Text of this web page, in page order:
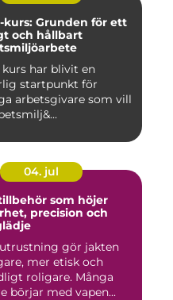
kurs: Grunden för ett
och hållbart
kurs har blivit en
startpunkt för
arbetsgivare som vill
04. jul
som höjer
precision och
gör jakten
mer etisk och
roligare. Många
börjar med vapen...